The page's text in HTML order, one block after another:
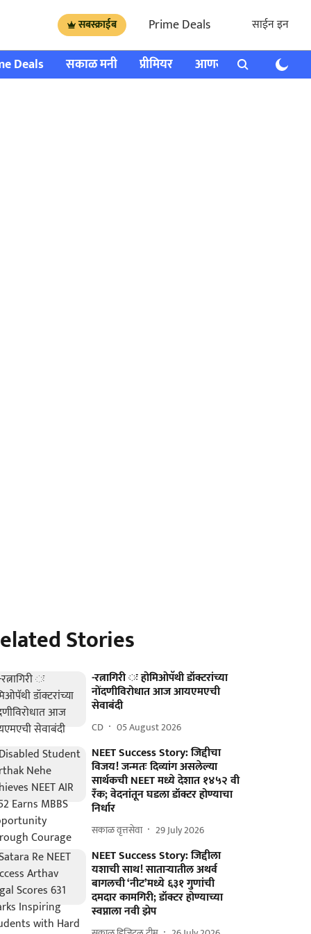
सबस्क्राईब Prime Deals साईन इन
Deals सकाळ मनी प्रीमियर आणखी राशी भविष्य
Stories
-रत्नागिरी ः होमिओपॅथी डॉक्टरांच्या
नोंदणीविरोधात आज आयएमएची
सेवाबंदी
CD 05 August 2026
NEET Success Story: जिद्दीचा
विजय! जन्मतः दिव्यांग असलेल्या
सार्थकची NEET मध्ये देशात १४५२ वी
रँक; वेदनांतून घडला डॉक्टर होण्याचा
निर्धार
सकाळ वृत्तसेवा 29 July 2026
NEET Success Story: जिद्दीला
यशाची साथ! साताऱ्यातील अथर्व
बागलची ‘नीट’मध्ये ६३१ गुणांची
दमदार कामगिरी; डॉक्टर होण्याच्या
स्वप्नाला नवी झेप